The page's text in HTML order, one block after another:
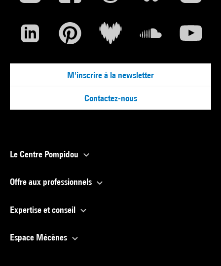
M'inscrire à la newsletter
Contactez-nous
Le Centre Pompidou
Offre aux professionnels
Expertise et conseil
Espace Mécènes